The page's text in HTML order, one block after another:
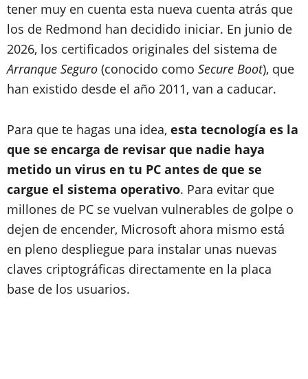
tener muy en cuenta esta nueva cuenta atrás que
los de Redmond han decidido iniciar. En junio de
2026, los certificados originales del sistema de
Arranque Seguro (conocido como Secure Boot), que
han existido desde el año 2011, van a caducar.
Para que te hagas una idea, esta tecnología es la
que se encarga de revisar que nadie haya
metido un virus en tu PC antes de que se
cargue el sistema operativo. Para evitar que
millones de PC se vuelvan vulnerables de golpe o
dejen de encender, Microsoft ahora mismo está
en pleno despliegue para instalar unas nuevas
claves criptográficas directamente en la placa
base de los usuarios.